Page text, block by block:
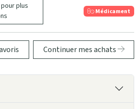
plus
Médicament
Continuer mes achats